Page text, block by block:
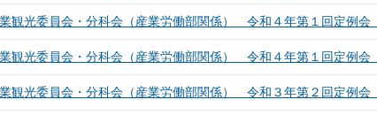
観光委員会・分科会（産業労働部関係） 令和４年第１回定例
観光委員会・分科会（産業労働部関係） 令和４年第１回定例
観光委員会・分科会（産業労働部関係） 令和３年第２回定例